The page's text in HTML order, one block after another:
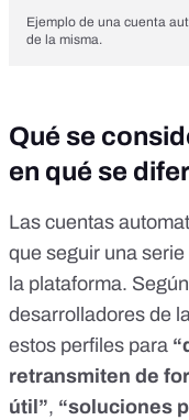
Ejemplo de una cuenta
de la misma.
Qué se
en qué se
Las cuentas
que seguir una
la plataforma. Según
desarrolladores de
estos perfiles para
retransmiten de
útil”, “soluciones